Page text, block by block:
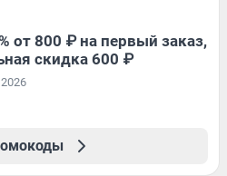
от 800 ₽ на первый заказ,
скидка 600 ₽